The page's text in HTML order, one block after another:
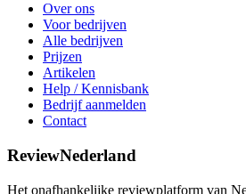
Over ons
Voor bedrijven
Alle bedrijven
Prijzen
Artikelen
Help / Kennisbank
Bedrijf aanmelden
Contact
ReviewNederland
Het onafhankelijke reviewplatform van